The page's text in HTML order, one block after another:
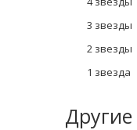
3 звезды
2 звезды
1 звезда
Другие